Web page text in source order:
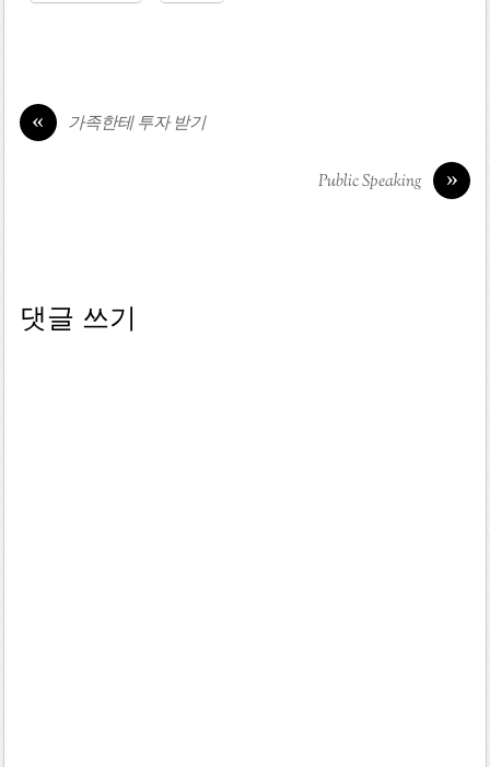
« 가족한테 투자 받기
»
Public Speaking
댓글 쓰기